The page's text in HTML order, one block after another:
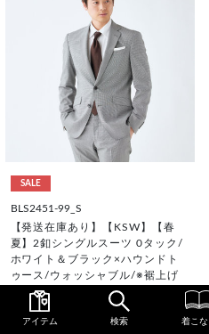
SALE
BLS2451-99_S
【発送在庫あり】【KSW】【春
夏】2釦シングルスーツ 0タック/
ホワイト＆ブラック×ハウンドト
ゥース/ウォッシャブル/※裾上げ
必要
¥31,900
アイテム 検索 着こな